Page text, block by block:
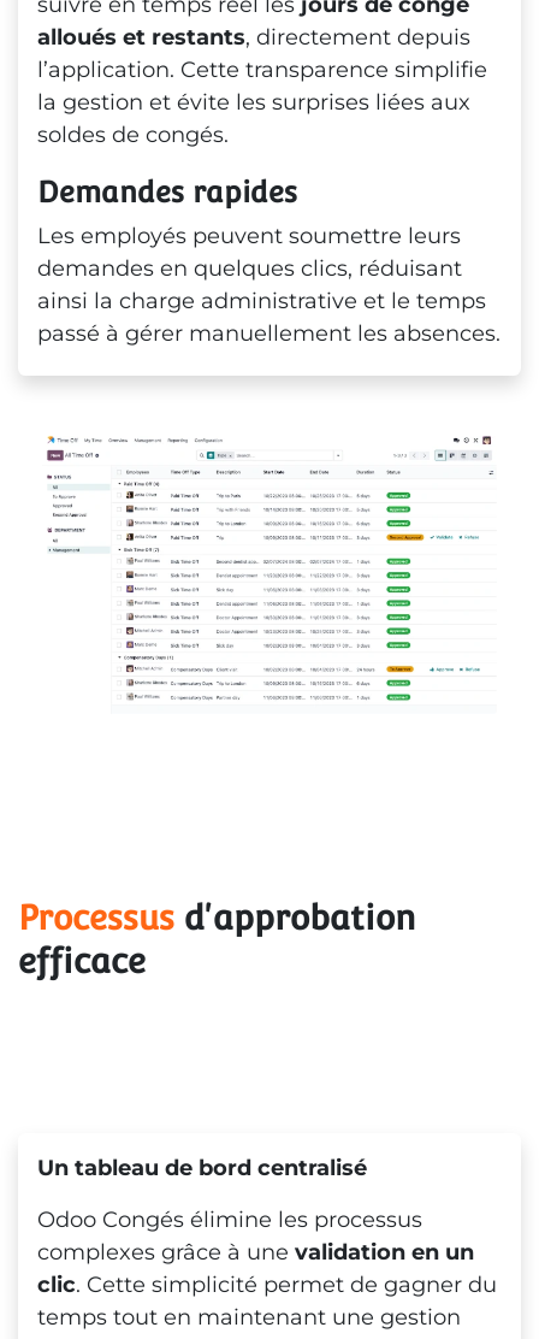
alloués et restants, directement depuis
l’application. Cette transparence simplifie
la gestion et évite les surprises liées aux
soldes de congés.
Demandes rapides
Les employés peuvent soumettre leurs
demandes en quelques clics, réduisant
ainsi la charge administrative et le temps
passé à gérer manuellement les absences.
Processus d'approbation
efficace
Un tableau de bord centralisé
Odoo Congés élimine les processus
complexes grâce à une validation en un
clic. Cette simplicité permet de gagner du
temps tout en maintenant une gestion